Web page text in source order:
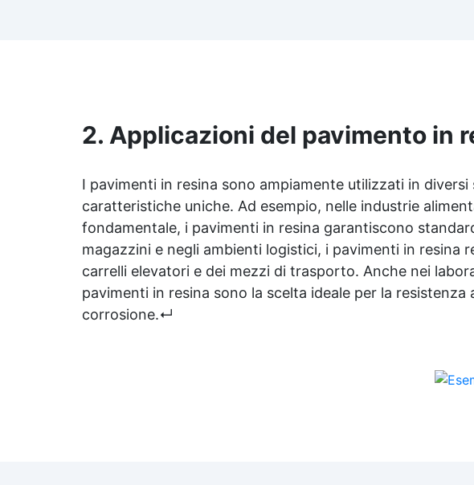
2. Applicazioni del pavimento in
I pavimenti in resina sono ampiamente utilizzati in
caratteristiche uniche. Ad esempio, nelle industrie
fondamentale, i pavimenti in resina garantiscono
magazzini e negli ambienti logistici, i pavimenti in resina
carrelli elevatori e dei mezzi di trasporto. Anche nei
pavimenti in resina sono la scelta ideale per la resistenza
corrosione.↵